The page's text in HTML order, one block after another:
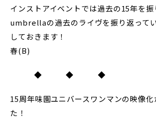
インストアイベントでは過去の15年を振
umbrellaの過去のライヴを振り返って
しておきます！
春(B)
◆ ◆ ◆
15周年味園ユニバースワンマンの映像
た！